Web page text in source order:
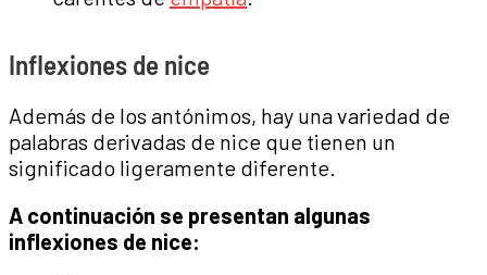
Inflexiones de nice
Además de los antónimos, hay una variedad de
palabras derivadas de nice que tienen un
significado ligeramente diferente.
A continuación se presentan algunas
inflexiones de nice: